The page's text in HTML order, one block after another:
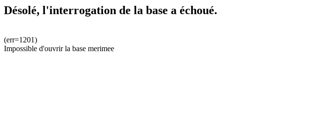
Désolé, l'interrogation de la base a échoué.
(err=1201)
Impossible d'ouvrir la base merimee